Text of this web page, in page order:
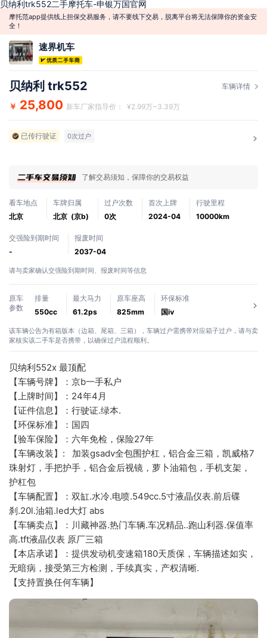
贝纳利trk552二手摩托车-申银万国官网
摩托范app提供线上担保交易服务，请不要线下交易，脱离平台将无法保障你的资金安
全！
速界机车
贝纳利 trk552 车辆详情
￥ 25,800 新车厂家指导价： ¥2.99万~3.39万
已传行驶证 0次过户
了解交易须知，保障你的交易权益
看车地点
北京
车牌归属
北京 (京b)
过户次数
0次
首次上牌
2024-04
行驶里程
10000km
交强险到期时间
-
报废时间
2037-04
请与卖家确认交强险到期时间、报废时间等信息
原车
参数
排量
550cc
最大马力
61.2ps
原车座高
825mm
环保标准
国ⅳ
该车辆公告为有箱版本（边箱、尾箱、三箱），车辆过户需携带对应箱子过户，请与卖
家核实该二手车是否携带，以确保过户流程顺利。
贝纳利552x 最顶配
【车辆号牌】：京b一手私户
【上牌时间】：24年4月
【证件信息】：行驶证.绿本.
【环保标准】：国四
【验车保险】：六年免检，保险27年
【车辆改装】:   加装gsadv全包围护杠，铝合金三箱，凯威格7
珠射灯，手把护手，铝合金后视镜，萝卜油箱包，手机支架，
护杠包
【车辆配置】：双缸.水冷.电喷.549cc.5寸液晶仪表.前后碟
刹.20l.油箱.led大灯 abs
【车辆卖点】：川藏神器.热门车辆.车况精品..跑山利器.保值率
高.tft液晶仪表 原厂三箱
【本店承诺】：提供发动机变速箱180天质保，车辆描述如实，
无暗病，接受第三方检测，手续真实，产权清晰.
【支持置换任何车辆】